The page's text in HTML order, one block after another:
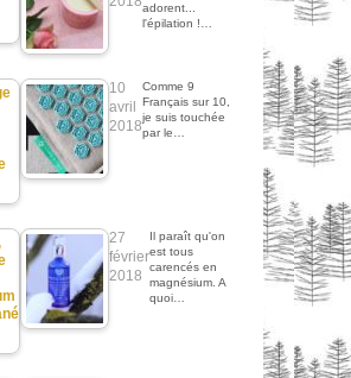
adorent...
l'épilation !…
10
avril
2018
Comme 9
Français sur 10,
je suis touchée
par le…
27
février
2018
Il paraît qu'on
est tous
carencés en
magnésium. A
quoi…